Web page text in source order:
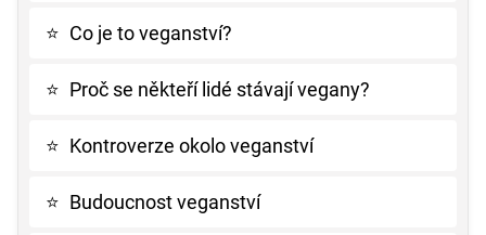
⭐ Co je to veganství?
⭐ Proč se někteří lidé stávají vegany?
⭐ Kontroverze okolo veganství
⭐ Budoucnost veganství